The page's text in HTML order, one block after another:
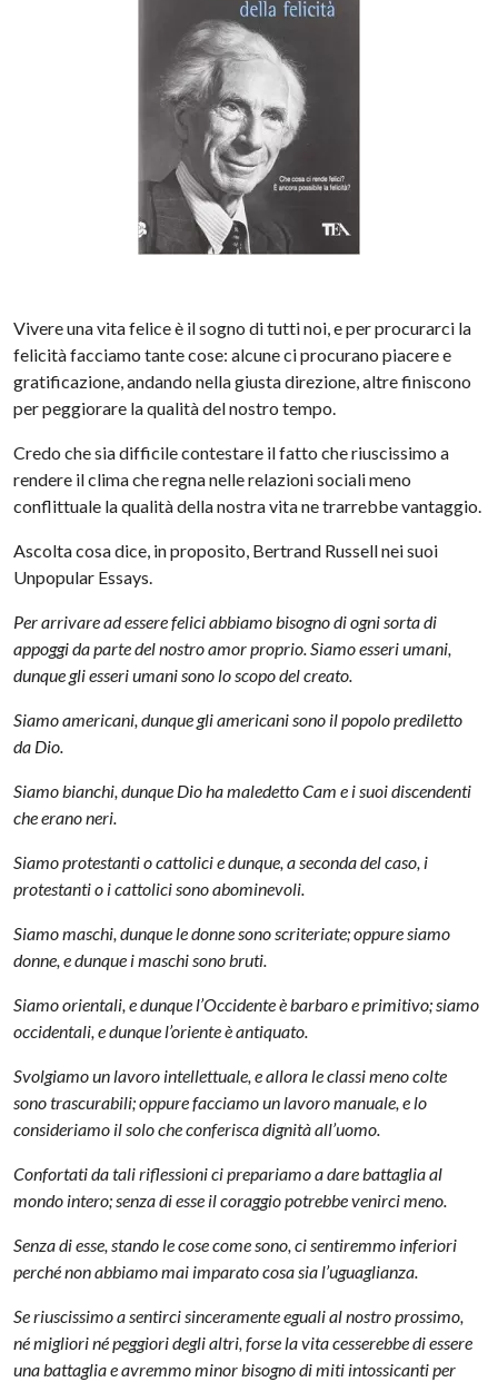
Vivere una vita felice è il sogno di tutti noi, e per procurarci la
felicità facciamo tante cose: alcune ci procurano piacere e
gratificazione, andando nella giusta direzione, altre finiscono
per peggiorare la qualità del nostro tempo.
Credo che sia difficile contestare il fatto che riuscissimo a
rendere il clima che regna nelle relazioni sociali meno
conflittuale la qualità della nostra vita ne trarrebbe vantaggio.
Ascolta cosa dice, in proposito, Bertrand Russell nei suoi
Unpopular Essays.
Per arrivare ad essere felici abbiamo bisogno di ogni sorta di
appoggi da parte del nostro amor proprio. Siamo esseri umani,
dunque gli esseri umani sono lo scopo del creato.
Siamo americani, dunque gli americani sono il popolo prediletto
da Dio.
Siamo bianchi, dunque Dio ha maledetto Cam e i suoi discendenti
che erano neri.
Siamo protestanti o cattolici e dunque, a seconda del caso, i
protestanti o i cattolici sono abominevoli.
Siamo maschi, dunque le donne sono scriteriate; oppure siamo
donne, e dunque i maschi sono bruti.
Siamo orientali, e dunque l’Occidente è barbaro e primitivo; siamo
occidentali, e dunque l’oriente è antiquato.
Svolgiamo un lavoro intellettuale, e allora le classi meno colte
sono trascurabili; oppure facciamo un lavoro manuale, e lo
consideriamo il solo che conferisca dignità all’uomo.
Confortati da tali riflessioni ci prepariamo a dare battaglia al
mondo intero; senza di esse il coraggio potrebbe venirci meno.
Senza di esse, stando le cose come sono, ci sentiremmo inferiori
perché non abbiamo mai imparato cosa sia l’uguaglianza.
Se riuscissimo a sentirci sinceramente eguali al nostro prossimo,
né migliori né peggiori degli altri, forse la vita cesserebbe di essere
una battaglia e avremmo minor bisogno di miti intossicanti per